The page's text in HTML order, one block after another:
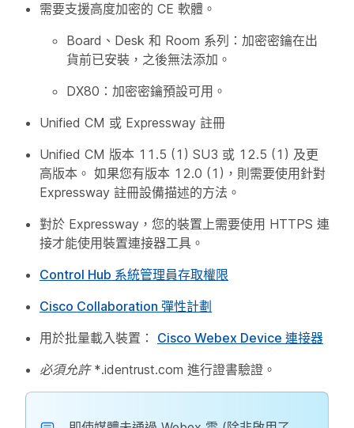
需要支援高度加密的 CE 軟體。
Board、Desk 和 Room 系列：加密密鑰在出
貨前已安裝，之後無法添加。
DX80：加密密鑰預設可用。
Unified CM 或 Expressway 註冊
Unified CM 版本 11.5 (1) SU3 或 12.5 (1) 及更
高版本。 如果您有版本 12.0 (1)，則需要使用針對
Expressway 註冊設備描述的方法。
對於 Expressway，您的裝置上需要使用 HTTPS 連
接才能使用裝置連接器工具。
Control Hub 系統管理員存取權限
Cisco Collaboration 彈性計劃
用於批量載入裝置： Cisco Webex Device 連接器
必須允許 *.identrust.com 進行證書驗證。